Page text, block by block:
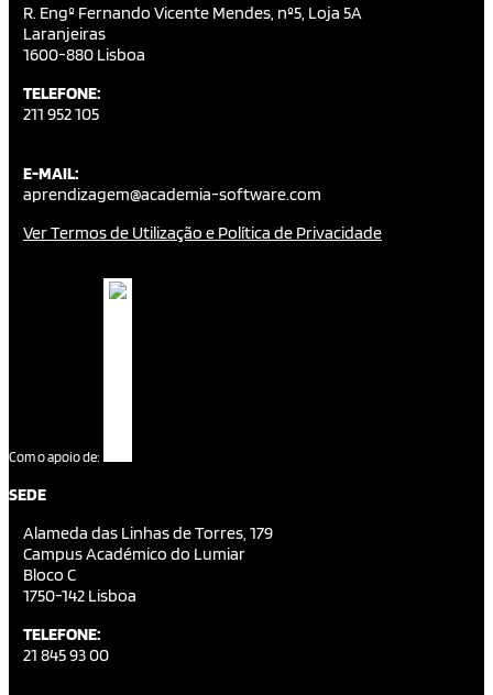
R. Engº Fernando Vicente Mendes, nº5, Loja 5A
Laranjeiras
1600-880 Lisboa
TELEFONE:
211 952 105
E-MAIL:
aprendizagem@academia-software.com
Ver Termos de Utilização e Política de Privacidade
Com o apoio de:
SEDE
Alameda das Linhas de Torres, 179
Campus Académico do Lumiar
Bloco C
1750-142 Lisboa
TELEFONE:
21 845 93 00